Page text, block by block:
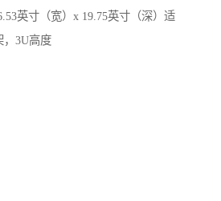
英寸（宽）x 19.75英寸（深）适
，3U高度